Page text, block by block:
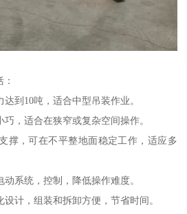
到10吨，适合中型吊装作业。
，适合在狭窄或复杂空间操作。
撑，可在不平整地面稳定工作，适应多
系统，控制，降低操作难度。
计，组装和拆卸方便，节省时间。